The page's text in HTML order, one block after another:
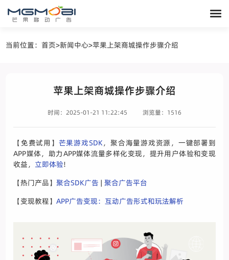
当前位置：首页>新闻中心>苹果上架商城操作步骤介绍
苹果上架商城操作步骤介绍
时间：2025-01-21 11:22:45 浏览量：1516
【免费试用】 芒果游戏SDK，聚合海量游戏资源，一键部署到
APP媒体，助力APP媒体流量多样化变现，提升用户体验和变现
收益， 立即体验!
【热门产品】聚合SDK广告 |聚合广告平台
【变现教程】APP广告变现：互动广告形式和玩法解析